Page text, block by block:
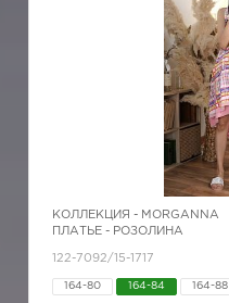
КОЛЛЕКЦИЯ - MORGANNA
ПЛАТЬЕ - РОЗОЛИНА
122-7092/15-1717
164-80 164-84 164-88